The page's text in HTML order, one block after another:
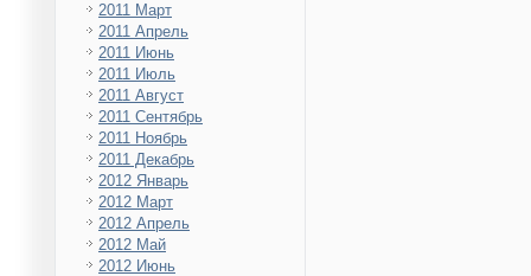
2011 Март
2011 Апрель
2011 Июнь
2011 Июль
2011 Август
2011 Сентябрь
2011 Ноябрь
2011 Декабрь
2012 Январь
2012 Март
2012 Апрель
2012 Май
2012 Июнь